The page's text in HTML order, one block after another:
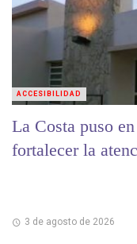
La Costa puso
fortalecer la
3 de agosto de 2026
ACCESIBILIDAD